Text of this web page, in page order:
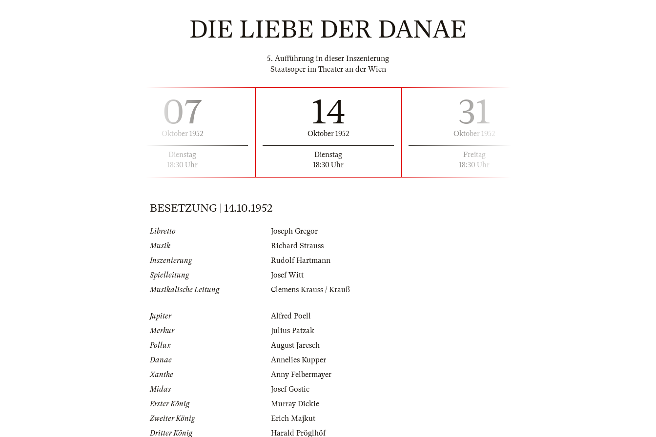
DIE LIEBE DER DANAE
5. Aufführung in dieser Inszenierung
Staatsoper im Theater an der Wien
07
Oktober 1952
Dienstag
18:30 Uhr
14
Oktober 1952
Dienstag
18:30 Uhr
31
Oktober 1952
Freitag
18:30 Uhr
BESETZUNG | 14.10.1952
Libretto
Joseph Gregor
Musik
Richard Strauss
Inszenierung
Rudolf Hartmann
Spielleitung
Josef Witt
Musikalische Leitung
Clemens Krauss / Krauß
Jupiter
Alfred Poell
Merkur
Julius Patzak
Pollux
August Jaresch
Danae
Annelies Kupper
Xanthe
Anny Felbermayer
Midas
Josef Gostic
Erster König
Murray Dickie
Zweiter König
Erich Majkut
Dritter König
Harald Pröglhöf